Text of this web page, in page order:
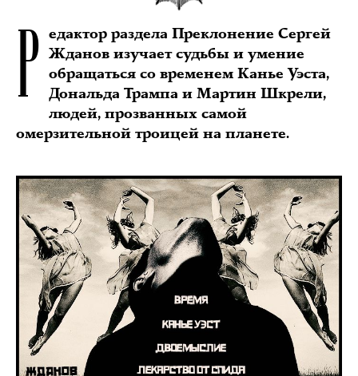
Р едактор раздела Преклонение Сергей
Жданов изучает судьбы и умение
обращаться со временем Канье Уэста,
Дональда Трампа и Мартин Шкрели,
людей, прозванных самой
омерзительной троицей на планете.